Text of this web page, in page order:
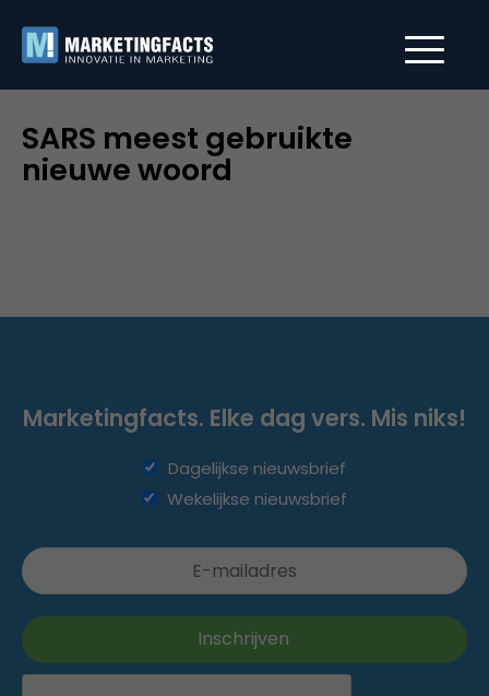
SARS meest gebruikte
nieuwe woord
Marketingfacts. Elke dag vers. Mis niks!
Dagelijkse nieuwsbrief
Wekelijkse nieuwsbrief